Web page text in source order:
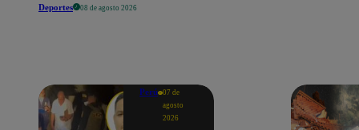
Deportes 08 de agosto 2026
Perú 07 de
agosto
2026